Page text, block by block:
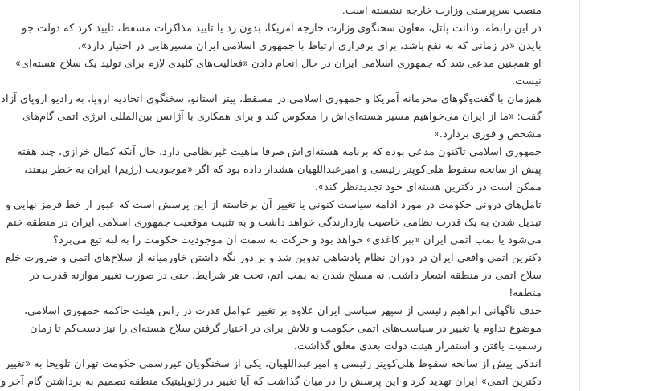
منصب سرپرستی وزارت خارجه نشسته است.
در این رابطه، ودانت پاتل، معاون سخنگوی وزارت خارجه آمریکا، بدون رد یا تایید مذاکرات مسقط، تایید کرد که دولت جو
بایدن «در زمانی که به نفع باشد، برای برقراری ارتباط با جمهوری اسلامی ایران مسیرهایی در اختیار دارد».
او همچنین مدعی شد که جمهوری اسلامی ایران در حال انجام دادن «فعالیت‌های کلیدی لازم برای تولید یک سلاح هسته‌‌ای»
نیست.
هم‌زمان با گفت‌وگوهای محرمانه آمریکا و جمهوری اسلامی در مسقط، پیتر استانو، سخنگوی اتحادیه اروپا، به رادیو اروپای آزاد
گفت: «ما از ایران می‌‌خواهیم مسیر هسته‌‌ای‌اش را معکوس کند و برای همکاری با آژانس بین‌المللی انرژی اتمی گام‌‌های
مشخص و فوری بردارد.»
جمهوری اسلامی تاکنون مدعی بوده که برنامه هسته‌ای‌اش صرفا ماهیت غیرنظامی دارد، حال آنکه کمال خرازی، چند هفته
پیش از سانحه سقوط هلی‌کوپتر رئیسی و امیرعبداللهیان هشدار داده بود که اگر «موجودیت (رژیم) ایران به خطر بیفتد،
ممکن است در دکترین هسته‌‌ای خود تجدیدنظر کند».
تامل‌های درونی حکومت در مورد ادامه سیاست کنونی یا تغییر آن برخاسته از این پرسش است که عبور از خط قرمز نهایی و
تبدیل شدن به یک قدرت نظامی خاصیت بازدارندگی خواهد داشت و به تثبیت موقعیت جمهوری اسلامی ایران در منطقه ختم
می‌شود یا بمب اتمی ایران «ببر کاغذی» خواهد بود و حرکت به سمت آن موجودیت حکومت را به لبه تیغ می‌برد؟
دکترین اتمی واقعی ایران در دوران نظام پادشاهی تدوین شد و بر دور نگه داشتن خاورمیانه از سلاح‌های اتمی و ضرورت خلع
سلاح اتمی در منطقه اشعار داشت، نه مسلح شدن به بمب اتم، تحت هر شرایط، حتی در صورت تغییر موازنه قدرت در
منطقه!
حذف ناگهانی ابراهیم رئیسی از سپهر سیاسی ایران علاوه بر تغییر عوامل قدرت در راس هیئت حاکمه جمهوری اسلامی،
موضوع تداوم یا تغییر در سیاست‌های اتمی حکومت و تلاش برای در اختیار گرفتن سلاح هسته‌ای را نیز دست‌کم تا زمان
رسمیت یافتن و استقرار هیئت دولت بعدی معلق گذاشت.
اندکی پیش از سانحه سقوط هلی‌کوپتر رئیسی و امیرعبداللهیان، یکی از سخنگویان غیررسمی حکومت تهران تلویحا به «تغییر
دکترین اتمی» ایران تهدید کرد و این پرسش را در میان گذاشت که آیا تغییر در ژئوپلیتیک منطقه تصمیم به برداشتن گام آخر و